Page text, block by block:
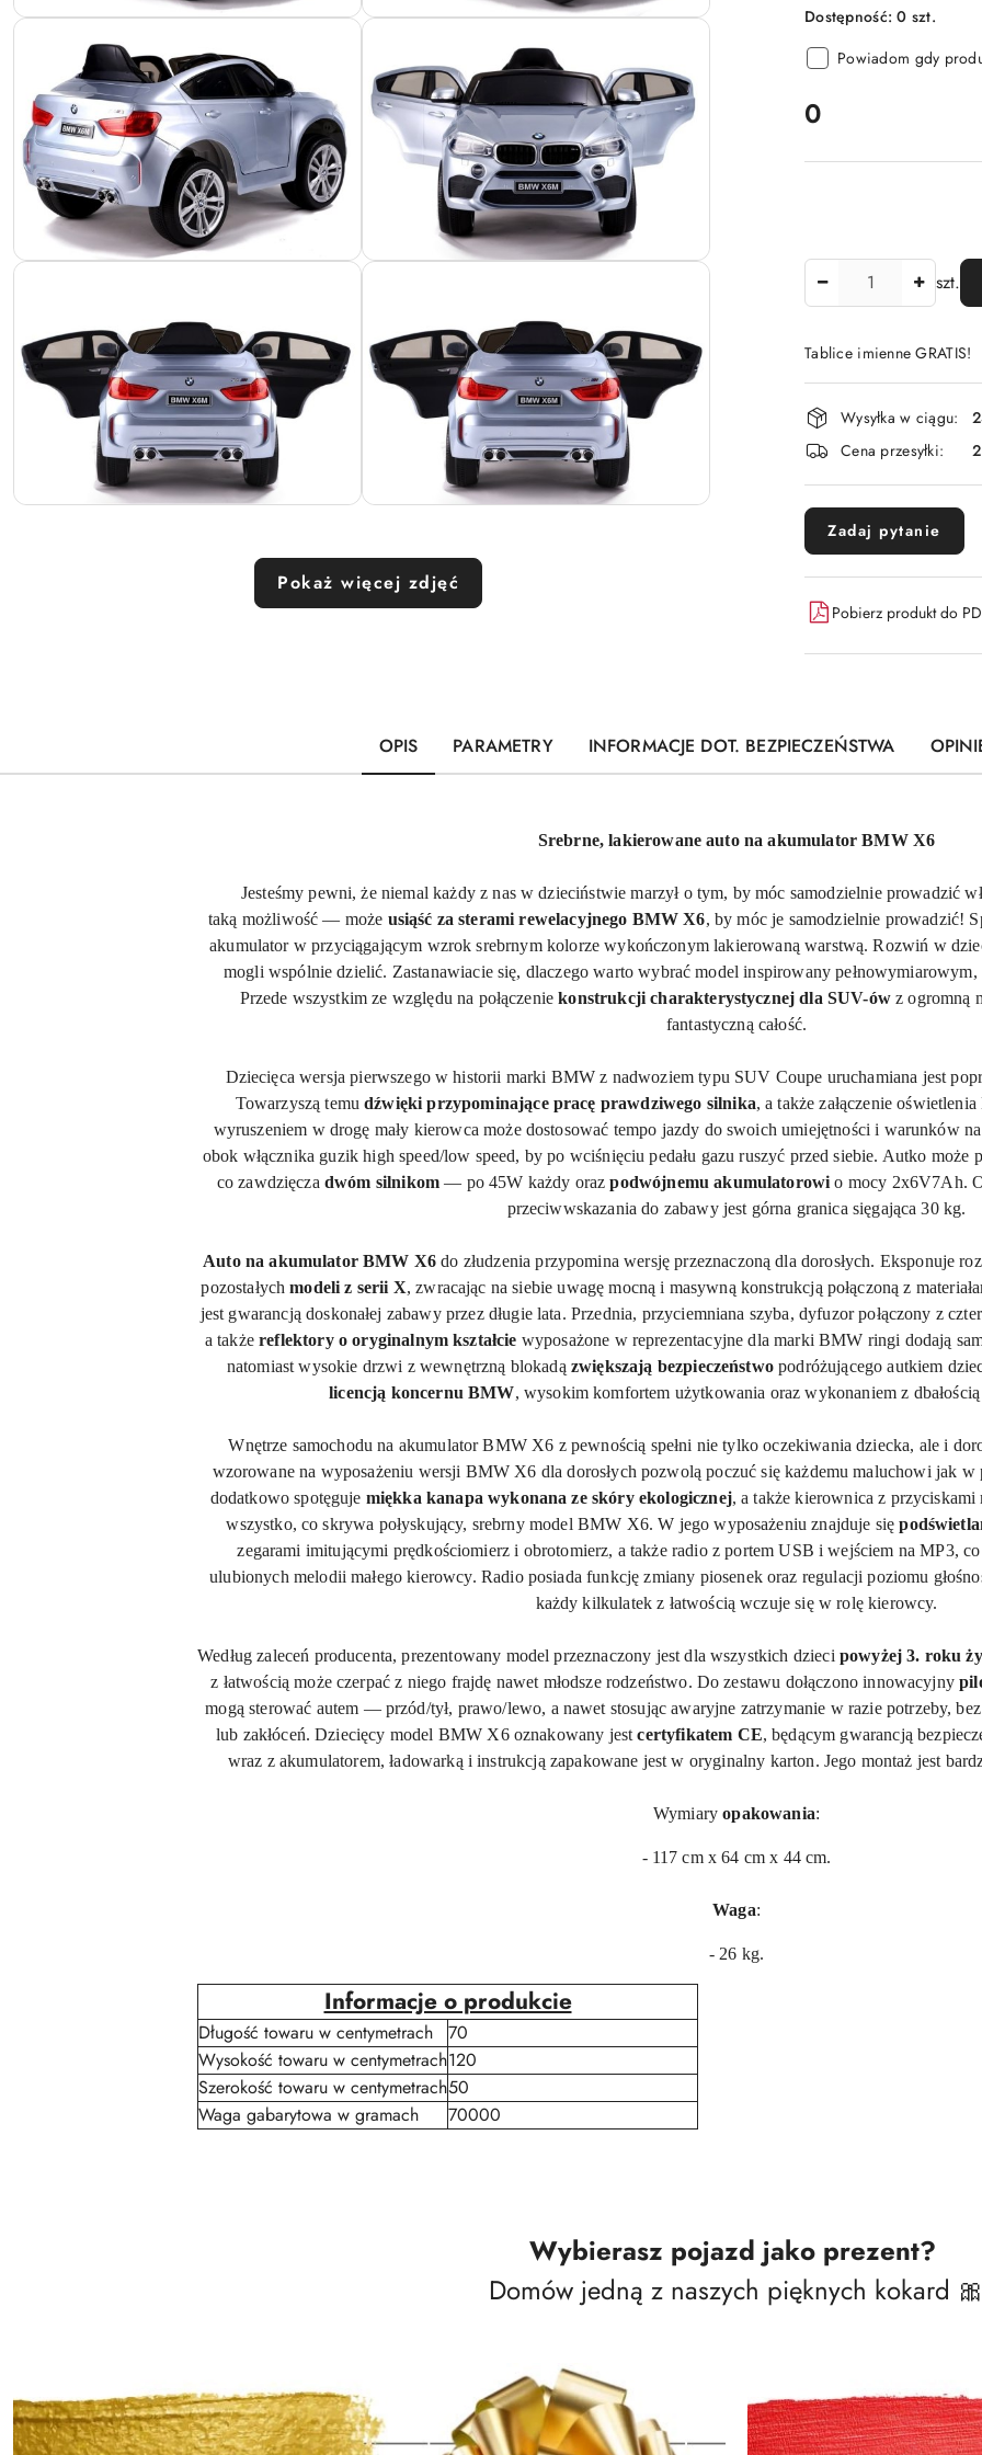
Pokaż więcej zdjęć
Dostępność:0 szt.
Powiadom gdy
cena:
0
szt.
Tablice imienne GRATIS!
Dostępność
i
dostawa
Wysyłka w ciągu:
Cena przesyłki:
Zadaj pytanie
Pobierz produkt do
OPIS PARAMETRY INFORMACJE DOT. BEZPIECZEŃSTWA
Srebrne, lakierowane auto na akumulator BMW X6
Jesteśmy pewni, że niemal każdy z nas w dzieciństwie marzył o tym, by móc samodzielnie prowadzić
taką możliwość — może usiąść za sterami rewelacyjnego BMWX6, by móc je samodzielnie prowadzić!
akumulator w przyciągającym wzrok srebrnym kolorze wykończonym lakierowaną warstwą. Rozwiń w
mogli wspólnie dzielić. Zastanawiacie się, dlaczego warto wybrać model inspirowany
Przede wszystkim ze względu na połączeniekonstrukcji charakterystycznej dla SUV-ówz ogromną
fantastyczną całość.
Dziecięca wersja pierwszego w historii marki BMW z nadwoziem typu SUV Coupe uruchamiana jest
Towarzyszą temudźwięki przypominające pracę prawdziwego silnika, a także załączenie
wyruszeniem w drogę mały kierowca może dostosować tempo jazdy do swoich umiejętności i warunków
obok włącznika guzik high speed/low speed, by po wciśnięciu pedału gazu ruszyć przed siebie. Autko może
co zawdzięcza dwóm silnikom — po45W każdy orazpodwójnemu akumulatorowi o mocy 2x6V7Ah.
przeciwwskazania do zabawy jest górna granica sięgająca 30 kg.
Auto na akumulator BMW X6 do złudzenia przypomina wersję przeznaczoną dla dorosłych. Eksponuje
pozostałychmodeli z serii X, zwracając na siebie uwagę mocną i masywną konstrukcją połączoną z
jest gwarancją doskonałej zabawy przez długie lata. Przednia, przyciemniana szyba, dyfuzor połączony z
a takżereflektory o oryginalnym kształcie wyposażone w reprezentacyjne dla marki BMW ringi dodają
natomiast wysokie drzwi z wewnętrzną blokadą zwiększają bezpieczeństwopodróżującego autkiem
licencją koncernu BMW, wysokim komfortem użytkowania oraz wykonaniem z
Wnętrze samochodu na akumulator BMW X6 z pewnością spełni nie tylko oczekiwania dziecka, ale i
wzorowane na wyposażeniu wersji BMW X6 dla dorosłych pozwolą poczuć się każdemu maluchowi jak
dodatkowo spotęguje miękka kanapa wykonana ze skóry ekologicznej, a także kierownica z
wszystko, co skrywa połyskujący, srebrny model BMW X6. W jego wyposażeniu znajduje się
zegarami imitującymi prędkościomierz i obrotomierz, a także radio z portem USB i wejściem na MP3,
ulubionych melodii małego kierowcy. Radio posiada funkcję zmiany piosenek oraz regulacji poziomu
każdy kilkulatek z łatwością wczuje się w rolę kierowcy.
Według zaleceń producenta, prezentowany model przeznaczony jest dla wszystkich dzieci powyżej 3. roku
z łatwością może czerpać z niego frajdę nawet młodsze rodzeństwo. Do zestawu dołączono innowacyjny
mogą sterować autem — przód/tył, prawo/lewo, a nawet stosując awaryjne zatrzymanie w razie potrzeby,
lub zakłóceń. Dziecięcy model BMW X6oznakowany jestcertyfikatem CE, będącym gwarancją
wraz z akumulatorem, ładowarką i instrukcją zapakowane jest w oryginalny karton. Jego montaż jest
Wymiaryopakowania:
- 117 cm x 64 cm x 44 cm.
Waga:
- 26 kg.
Informacje o produkcie
Długość towaru w centymetrach
70
Wysokość towaru w centymetrach120
Szerokość towaru w centymetrach50
Waga gabarytowa w gramach
70000
Wybierasz pojazd jako prezent?
Domów jedną z naszych pięknych kokard